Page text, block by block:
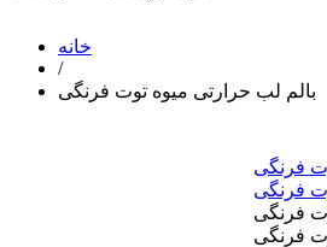
خانه
/
بالم لب حرارتی میوه توت فرنگی